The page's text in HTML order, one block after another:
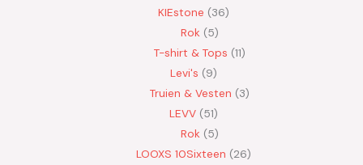
KIEstone
36
Rok 5
T-shirt & Tops 11
Levi's
9
Truien & Vesten
3
LEVV 51
Rok 5
LOOXS 10Sixteen
26